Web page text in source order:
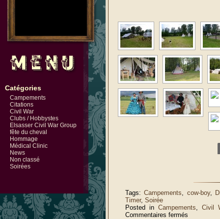
Catégories
Campements
Citations
Civil War
Clubs / Hobbystes
Elsasser Civil War Group
fête du cheval
Hommage
Médical Clinic
News
Non classé
Soirées
Tags:Campements, cow-boy,
Timer, Soirée
Posted inCampements,Civil
Commentaires fermés